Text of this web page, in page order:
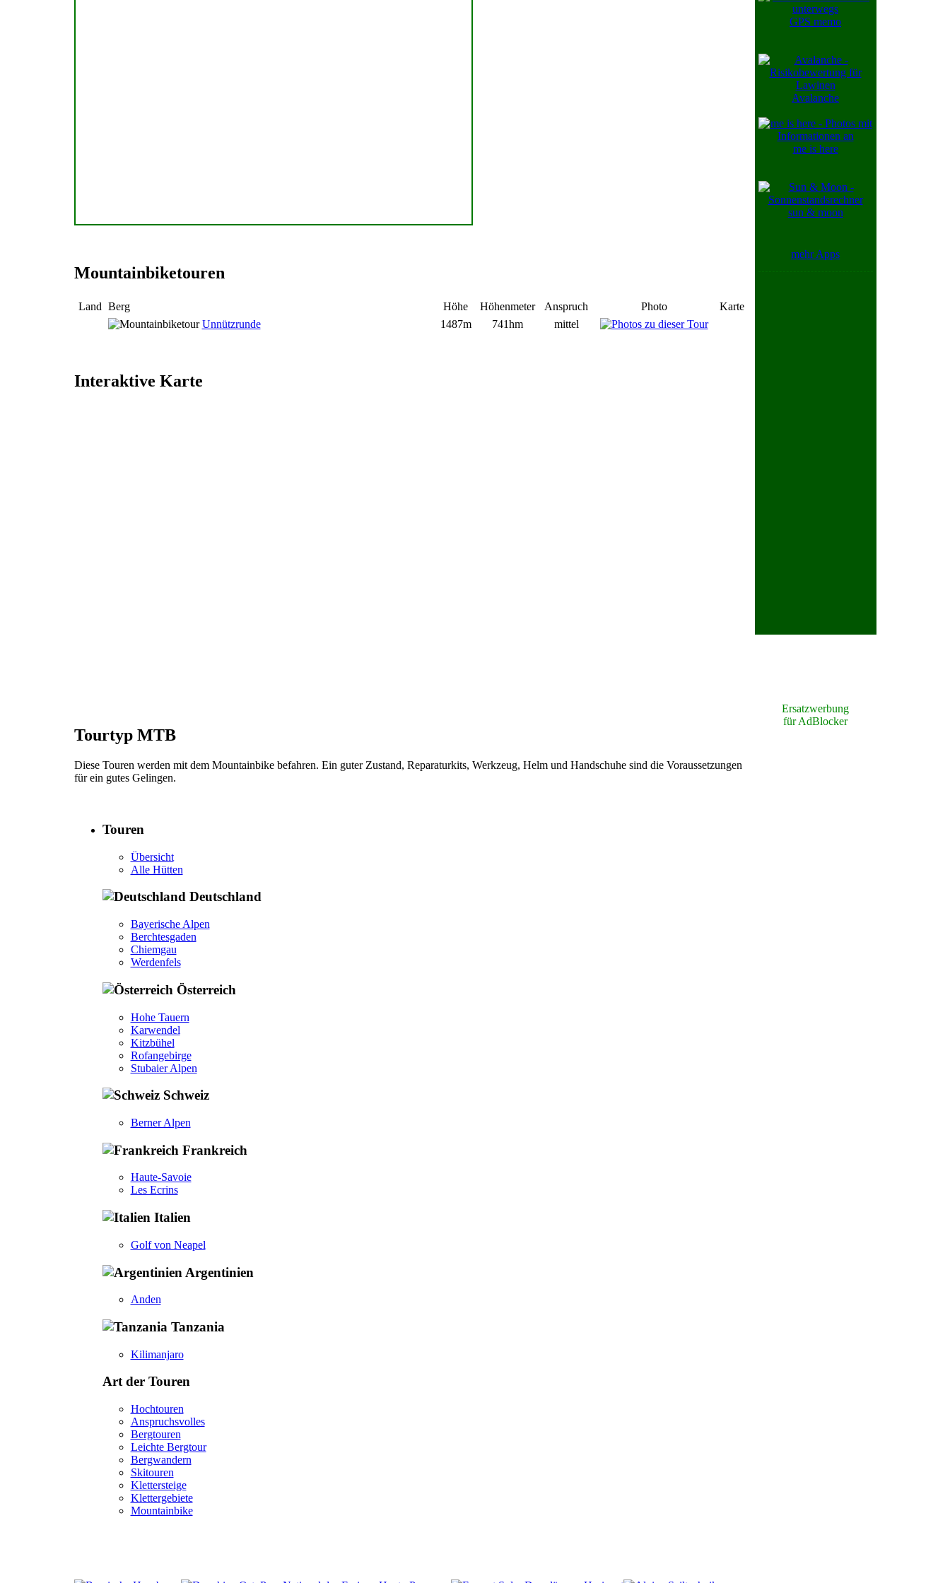
GPS memo
Avalanche
me is here
sun & moon
mehr Apps
Ersatzwerbung
für AdBlocker
Mountainbiketouren
Land Berg Höhe Höhenmeter Anspruch Photo
Karte
Unnützrunde
1487m 741hm mittel
Interaktive Karte
Tourtyp MTB
Diese Touren werden mit dem Mountainbike befahren. Ein guter Zustand, Reparaturkits, Werkzeug, Helm und Handschuhe sind die Voraussetzungen
für ein gutes Gelingen.
Touren
Übersicht
Alle Hütten
Deutschland
Bayerische Alpen
Berchtesgaden
Chiemgau
Werdenfels
Österreich
Hohe Tauern
Karwendel
Kitzbühel
Rofangebirge
Stubaier Alpen
Schweiz
Berner Alpen
Frankreich
Haute-Savoie
Les Ecrins
Italien
Golf von Neapel
Argentinien
Anden
Tanzania
Kilimanjaro
Art der Touren
Hochtouren
Anspruchsvolles
Bergtouren
Leichte Bergtour
Bergwandern
Skitouren
Klettersteige
Klettergebiete
Mountainbike